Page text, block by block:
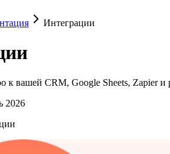
Интеграции
к вашей CRM, Google Sheets, Zapier и
2026